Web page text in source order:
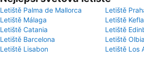
Letiště Palma de Mallorca
Letiště
Letiště Málaga
Letiště
Letiště Catania
Letiště
Letiště Barcelona
Letiště Olbia
Letiště Lisabon
Letiště Los